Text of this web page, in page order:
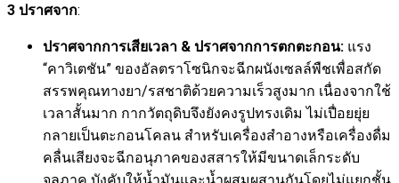
3 ปราศจาก:
ปราศจากการเสียเวลา & ปราศจากการตกตะกอน: แรง
“คาวิเตชัน” ของอัลตราโซนิกจะฉีกผนังเซลล์พืชเพื่อสกัด
สรรพคุณทางยา/รสชาติด้วยความเร็วสูงมาก เนื่องจากใช้
เวลาสั้นมาก กากวัตถุดิบจึงยังคงรูปทรงเดิม ไม่เปื่อยยุ่ย
กลายเป็นตะกอนโคลน สำหรับเครื่องสำอางหรือเครื่องดื่ม
คลื่นเสียงจะฉีกอนุภาคของสสารให้มีขนาดเล็กระดับ